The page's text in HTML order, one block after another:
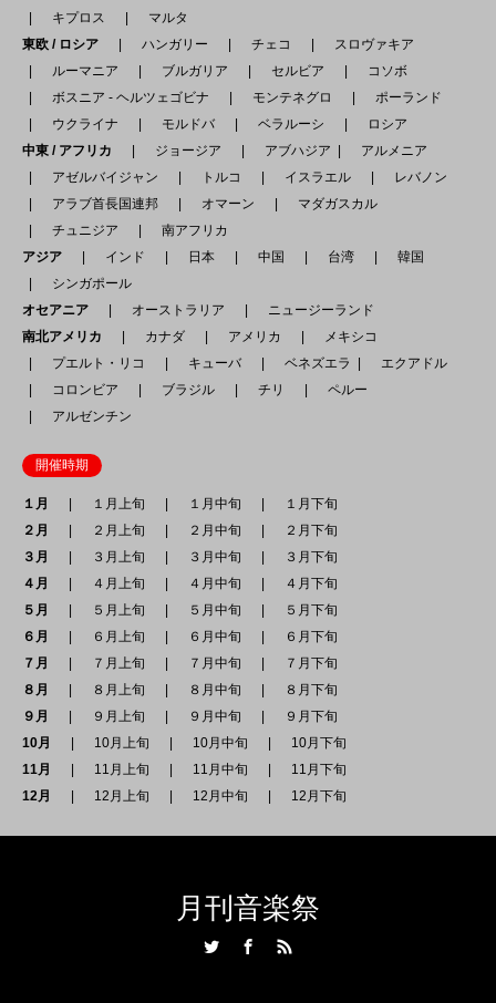
キプロス
マルタ
東欧 / ロシア
ハンガリー チェコ
スロヴァキア
ルーマニア
ブルガリア セルビア
コソボ
ボスニア - ヘルツェゴビナ
モンテネグロ
ポーランド
ウクライナ
モルドバ ベラルーシ
ロシア
中東 / アフリカ
ジョージア アブハジア
アルメニア
アゼルバイジャン
トルコ イスラエル
レバノン
アラブ首長国連邦
オマーン
マダガスカル
チュニジア
南アフリカ
アジア
インド 日本 中国 台湾
韓国
シンガポール
オセアニア
オーストラリア
ニュージーランド
南北アメリカ
カナダ アメリカ
メキシコ
プエルト・リコ
キューバ ベネズエラ
エクアドル
コロンビア
ブラジル チリ
ペルー
アルゼンチン
開催時期
１月 １月上旬 １月中旬
１月下旬
２月
２月上旬 ２月中旬
２月下旬
３月
３月上旬 ３月中旬
３月下旬
４月
４月上旬 ４月中旬
４月下旬
５月
５月上旬 ５月中旬
５月下旬
６月
６月上旬 ６月中旬
６月下旬
７月
７月上旬 ７月中旬
７月下旬
８月
８月上旬 ８月中旬
８月下旬
９月
９月上旬 ９月中旬
９月下旬
10月
10月上旬 10月中旬
10月下旬
11月
11月上旬 11月中旬
11月下旬
12月
12月上旬 12月中旬 12月下旬
月刊音楽祭